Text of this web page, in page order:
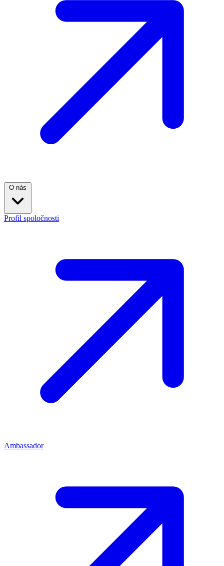
Profil spoločnosti
Ambassador